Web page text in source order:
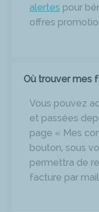
alertes pour
offres
Où trouver mes
Vous pouvez
et passées
page « Mes
bouton, sous
permettra de
facture par